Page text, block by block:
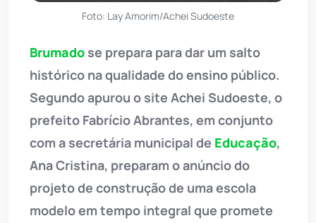
Foto: Lay Amorim/Achei Sudoeste
Brumado se prepara para dar um salto
histórico na qualidade do ensino público.
Segundo apurou o site Achei Sudoeste, o
prefeito Fabrício Abrantes, em conjunto
com a secretária municipal de Educação,
Ana Cristina, preparam o anúncio do
projeto de construção de uma escola
modelo em tempo integral que promete